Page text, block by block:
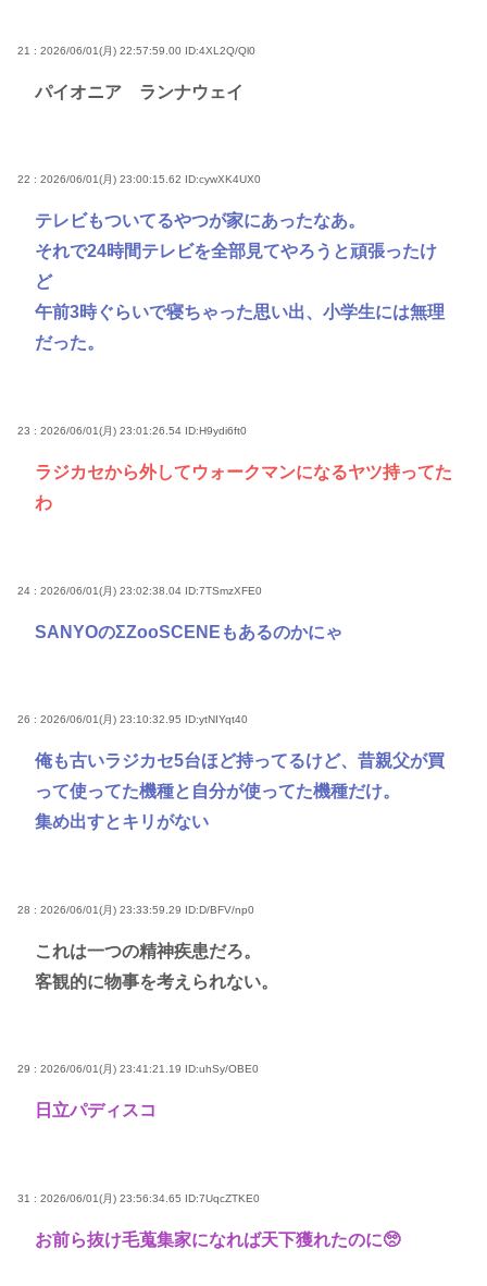
21 : 2026/06/01(月) 22:57:59.00 ID:4XL2Q/Ql0
パイオニア ランナウェイ
22 : 2026/06/01(月) 23:00:15.62 ID:cywXK4UX0
テレビもついてるやつが家にあったなあ。
それで24時間テレビを全部見てやろうと頑張ったけ
ど
午前3時ぐらいで寝ちゃった思い出、小学生には無理
だった。
23 : 2026/06/01(月) 23:01:26.54 ID:H9ydi6ft0
ラジカセから外してウォークマンになるヤツ持ってた
わ
24 : 2026/06/01(月) 23:02:38.04 ID:7TSmzXFE0
SANYOのΣZooSCENEもあるのかにゃ
26 : 2026/06/01(月) 23:10:32.95 ID:ytNIYqt40
俺も古いラジカセ5台ほど持ってるけど、昔親父が買
って使ってた機種と自分が使ってた機種だけ。
集め出すとキリがない
28 : 2026/06/01(月) 23:33:59.29 ID:D/BFV/np0
これは一つの精神疾患だろ。
客観的に物事を考えられない。
29 : 2026/06/01(月) 23:41:21.19 ID:uhSy/OBE0
日立パディスコ
31 : 2026/06/01(月) 23:56:34.65 ID:7UqcZTKE0
お前ら抜け毛蒐集家になれば天下獲れたのに🥺